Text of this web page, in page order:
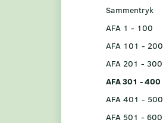
Sammentryk
AFA 1 - 100
AFA 101 - 200
AFA 201 - 300
AFA 301 - 400
AFA 401 - 500
AFA 501 - 600